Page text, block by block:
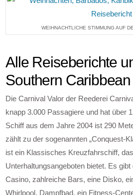
WEIHNACHTLICHE STIMMUNG AUF
Alle Reiseberichte
Southern
Die Carnival Valor der Reederei
knapp 3.000 Passagiere und hat über
Schiff aus dem Jahre 2004 ist 290
zählt zu der sogenannten „Conquest-
ist ein Klassisches Kreuzfahrschiff,
Unterhaltungsangeboten bietet. Es
Casino, zahlreiche Bars, eine Disko,
Whirlpool, Dampfbad, ein Fitness-